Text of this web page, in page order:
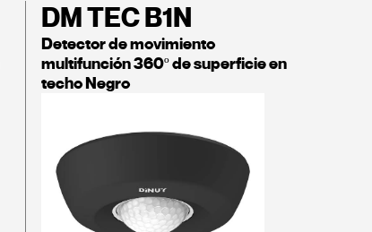
DM TEC B1N
Detector de movimiento
multifunción 360º de superficie en
techo Negro